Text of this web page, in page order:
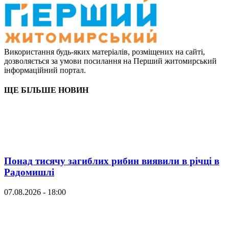
Використання будь-яких матеріалів, розміщених на сайті,
дозволяється за умови посилання на Перший житомирський
інформаційний портал.
ЩЕ БІЛЬШЕ НОВИН
Понад тисячу загиблих рибин виявили в річці в
Радомишлі
07.08.2026 - 18:00